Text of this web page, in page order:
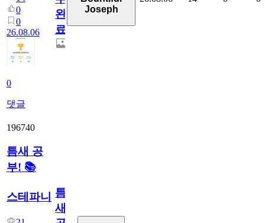
0
0
26.08.06
0
댓글
완
료
Joseph
196740
틈새 공
부! 📚
스테파니 틈
새